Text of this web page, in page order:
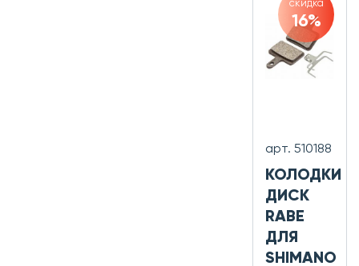
скидка
16%
арт. 510188
КОЛОДКИ
ДИСК
RABE
ДЛЯ
SHIMANO